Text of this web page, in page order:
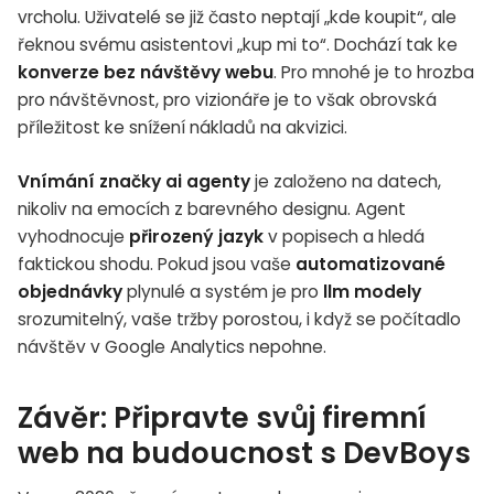
vrcholu. Uživatelé se již často neptají „kde koupit“, ale
řeknou svému asistentovi „kup mi to“. Dochází tak ke
konverze bez návštěvy webu. Pro mnohé je to hrozba
pro návštěvnost, pro vizionáře je to však obrovská
příležitost ke snížení nákladů na akvizici.
Vnímání značky ai agentyje založeno na datech,
nikoliv na emocích z barevného designu. Agent
vyhodnocuje přirozený jazykv popisech a hledá
faktickou shodu. Pokud jsou vaše automatizované
objednávkyplynulé a systém je pro llm modely
srozumitelný, vaše tržby porostou, i když se počítadlo
návštěv v Google Analytics nepohne.
Závěr: Připravte svůj firemní
web na budoucnost s DevBoys